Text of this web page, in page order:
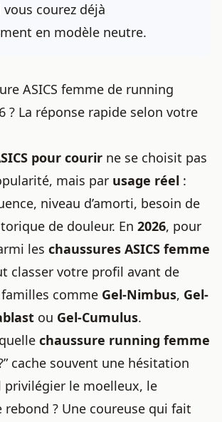
courez déjà
en modèle neutre.
ASICS femme de running
? La réponse rapide selon votre
pour courir ne se choisit pas
mais par usage réel :
niveau d’amorti, besoin de
de douleur. En 2026, pour
les chaussures ASICS femme
classer votre profil avant de
comme Gel-Nimbus, Gel-
ou Gel-Cumulus.
chaussure running femme
cache souvent une hésitation
privilégier le moelleux, le
? Une coureuse qui fait